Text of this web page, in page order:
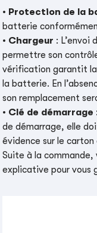
• Protection de la
batterie
• Chargeur : L’envoi
permettre son
vérification garantit
la batterie. En
son remplacement
• Clé de démarrage
de démarrage, elle
évidence sur le carton
Suite à la commande,
explicative pour vous